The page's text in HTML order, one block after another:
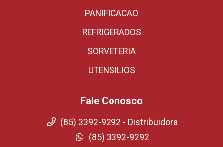
PANIFICACAO
REFRIGERADOS
SORVETERIA
UTENSILIOS
Fale Conosco
(85) 3392-9292 - Distribuidora
(85) 3392-9292